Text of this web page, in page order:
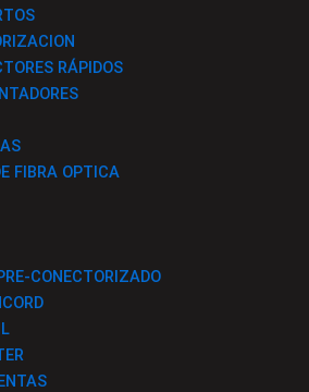
RÁPIDOS
FIBRA OPTICA
CONECTORIZADO